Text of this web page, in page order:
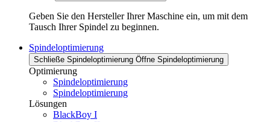
Geben Sie den Hersteller Ihrer Maschine ein, um mit dem
Tausch Ihrer Spindel zu beginnen.
Spindeloptimierung
Schließe Spindeloptimierung Öffne Spindeloptimierung
Optimierung
Spindeloptimierung
Spindeloptimierung
Lösungen
BlackBoy I